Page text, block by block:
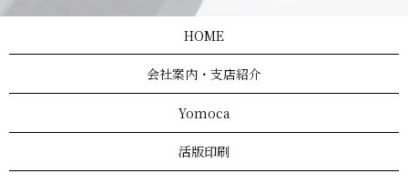
HOME
会社案内・支店紹介
Yomoca
活版印刷